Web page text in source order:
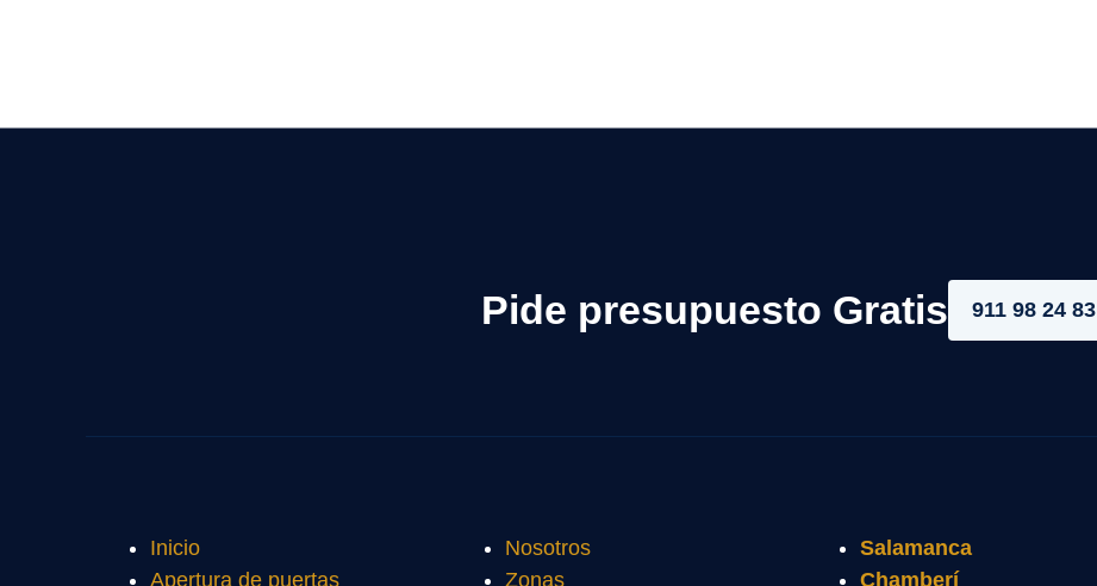
Pide presupuesto Gratis 911 98 24 83
Inicio
Apertura de puertas
Nosotros
Zonas
Salamanca
Chamberí